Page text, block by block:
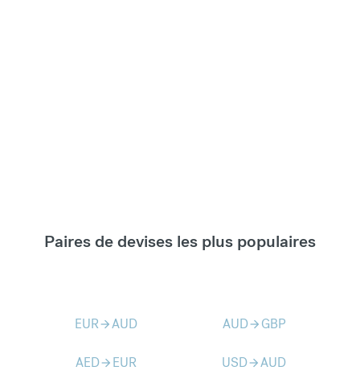
Paires de devises les plus populaires
EURarrow_forwardAUD AUDarrow_forward GBP
AEDarrow_forward EUR USDarrow_forwardAUD